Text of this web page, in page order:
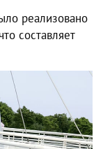
реализовано
составляет